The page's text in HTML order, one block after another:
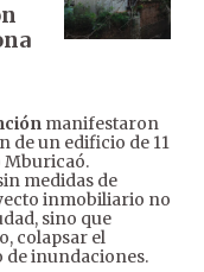
manifestaron
de un edificio de 11
Mburicaó.
medidas de
inmobiliario no
sino que
colapsar el
de inundaciones.